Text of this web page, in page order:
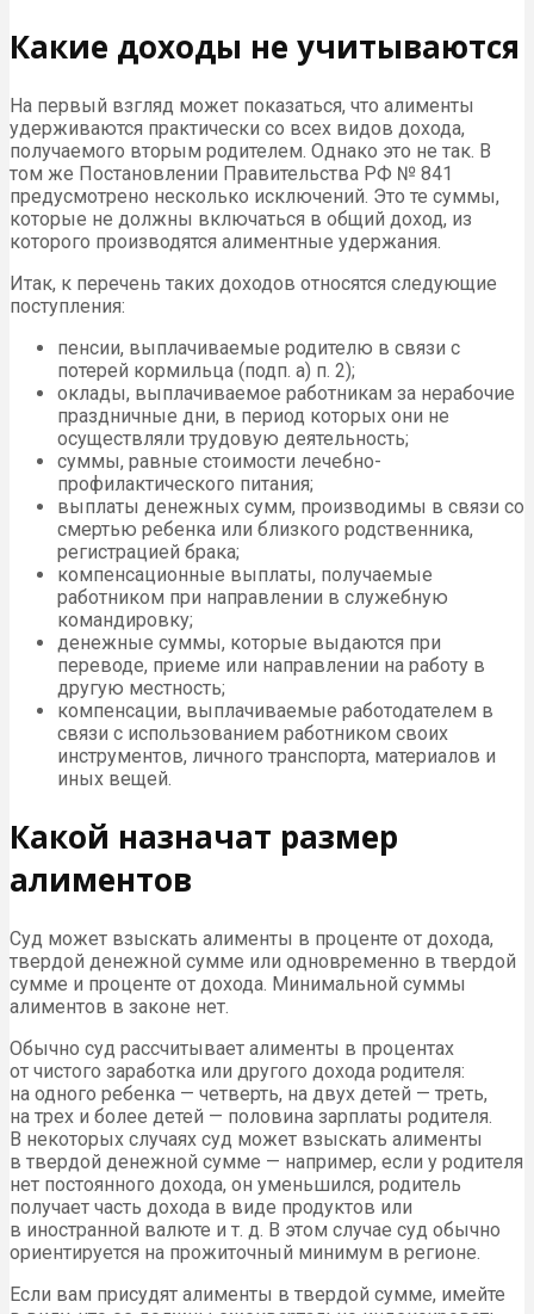
Какие доходы не учитываются
На первый взгляд может показаться, что алименты
удерживаются практически со всех видов дохода,
получаемого вторым родителем. Однако это не так. В
том же Постановлении Правительства РФ № 841
предусмотрено несколько исключений. Это те суммы,
которые не должны включаться в общий доход, из
которого производятся алиментные удержания.
Итак, к перечень таких доходов относятся следующие
поступления:
пенсии, выплачиваемые родителю в связи с
потерей кормильца (подп. а) п. 2);
оклады, выплачиваемое работникам за нерабочие
праздничные дни, в период которых они не
осуществляли трудовую деятельность;
суммы, равные стоимости лечебно-
профилактического питания;
выплаты денежных сумм, производимы в связи со
смертью ребенка или близкого родственника,
регистрацией брака;
компенсационные выплаты, получаемые
работником при направлении в служебную
командировку;
денежные суммы, которые выдаются при
переводе, приеме или направлении на работу в
другую местность;
компенсации, выплачиваемые работодателем в
связи с использованием работником своих
инструментов, личного транспорта, материалов и
иных вещей.
Какой назначат размер
алиментов
Суд может взыскать алименты в проценте от дохода,
твердой денежной сумме или одновременно в твердой
сумме и проценте от дохода. Минимальной суммы
алиментов в законе нет.
Обычно суд рассчитывает алименты в процентах
от чистого заработка или другого дохода родителя:
на одного ребенка — четверть, на двух детей — треть,
на трех и более детей — половина зарплаты родителя.
В некоторых случаях суд может взыскать алименты
в твердой денежной сумме — например, если у родителя
нет постоянного дохода, он уменьшился, родитель
получает часть дохода в виде продуктов или
в иностранной валюте и т. д. В этом случае суд обычно
ориентируется на прожиточный минимум в регионе.
Если вам присудят алименты в твердой сумме, имейте